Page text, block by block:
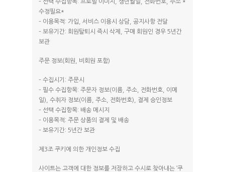
– 선택 수집항목: 프로필 이미지, 생년월일, 전화번호, 주소 *
수정필요*
– 이용목적: 가입, 서비스 이용시 상담, 공지사항 전달
– 보유기간: 회원탈퇴시 즉시 삭제, 구매 회원인 경우 5년간
보관
주문 정보(회원, 비회원 포함)
– 수집시기: 주문시
– 필수 수집항목: 주문자 정보(이름, 주소, 전화번호, 이메
일), 수취자 정보(이름, 주소, 전화번호), 결제 승인정보
– 선택 수집항목: 배송 메시지
– 이용목적: 주문 상품의 결제 및 배송
– 보유기간: 5년간 보관
제3조 쿠키에 의한 개인정보 수집
사이트는 고객에 대한 정보를 저장하고 수시로 찾아내는 ‘쿠